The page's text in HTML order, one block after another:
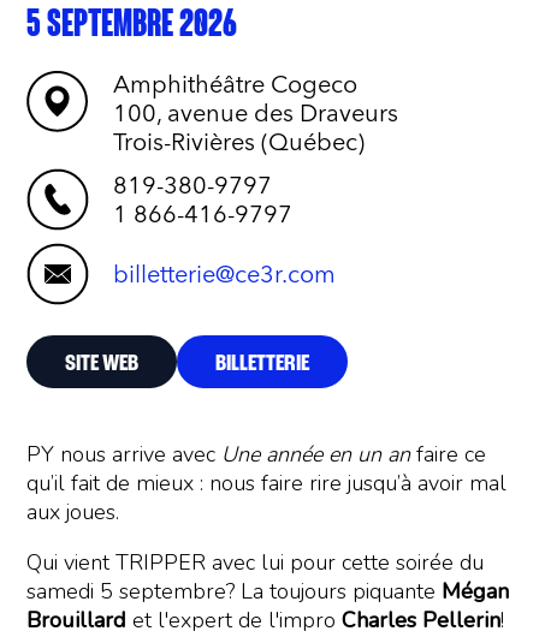
PY nous arrive avec Une année en un anfaire ce
qu’il fait de mieux : nous faire rire jusqu’à avoir mal
aux joues.
Qui vient TRIPPER avec lui pour cette soirée du
samedi 5 septembre? La toujours piquante Mégan
Brouillard et l'expert de l'improCharles Pellerin!
5 SEPTEMBRE 2026
Amphithéâtre Cogeco
100, avenue des Draveurs
Trois-Rivières (Québec)
819-380-9797
1 866-416-9797
billetterie@ce3r.com
SITE WEB BILLETTERIE